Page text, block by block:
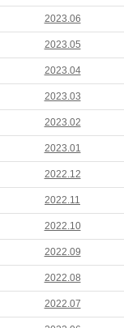
2023.06
2023.05
2023.04
2023.03
2023.02
2023.01
2022.12
2022.11
2022.10
2022.09
2022.08
2022.07